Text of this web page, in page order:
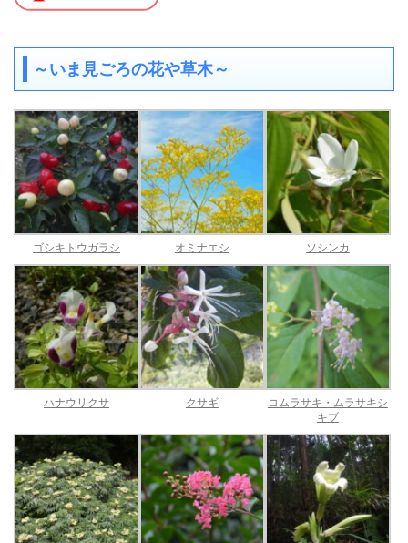
～いま見ごろの花や草木～
ゴシキトウガラシ オミナエシ ソシンカ
ハナウリクサ クサギ
コムラサキ・ムラサキシ
キブ